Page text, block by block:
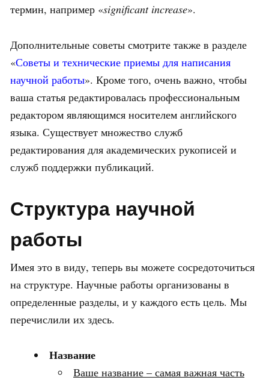
термин, например «significant increase».
Дополнительные советы смотрите также в разделе
«Советы и технические приемы для написания
научной работы». Кроме того, очень важно, чтобы
ваша статья редактировалась профессиональным
редактором являющимся носителем английского
языка. Существует множество служб
редактирования для академических рукописей и
служб поддержки публикаций.
Структура научной
работы
Имея это в виду, теперь вы можете сосредоточиться
на структуре. Научные работы организованы в
определенные разделы, и у каждого есть цель. Мы
перечислили их здесь.
Название
Ваше название – самая важная часть